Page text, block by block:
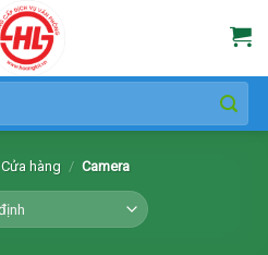
Cửa hàng / Camera